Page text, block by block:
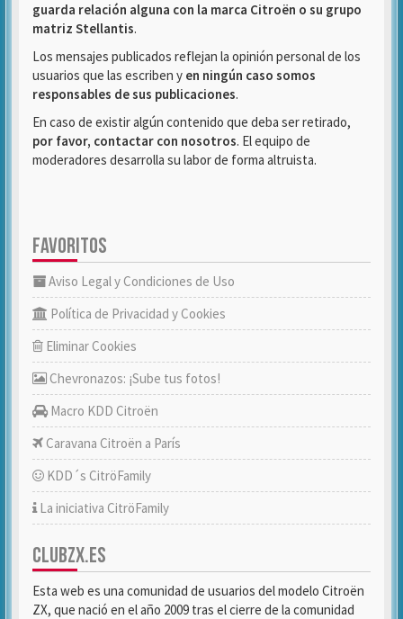
guarda relación alguna con la marca Citroën o su grupo
matriz Stellantis.
Los mensajes publicados reflejan la opinión personal de los
usuarios que las escriben y en ningún caso somos
responsables de sus publicaciones.
En caso de existir algún contenido que deba ser retirado,
por favor, contactar con nosotros. El equipo de
moderadores desarrolla su labor de forma altruista.
FAVORITOS
Aviso Legal y Condiciones de Uso
Política de Privacidad y Cookies
Eliminar Cookies
Chevronazos: ¡Sube tus fotos!
Macro KDD Citroën
Caravana Citroën a París
KDD´s CitröFamily
La iniciativa CitröFamily
CLUBZX.ES
Esta web es una comunidad de usuarios del modelo Citroën
ZX, que nació en el año 2009 tras el cierre de la comunidad